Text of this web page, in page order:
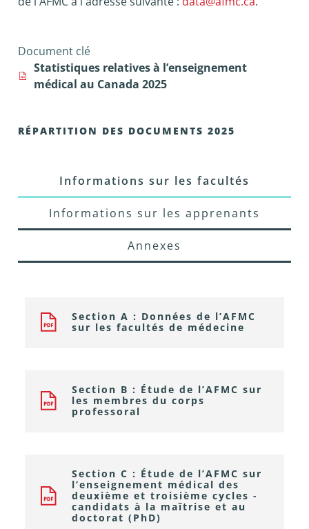
Document clé
Statistiques relatives à l’enseignement
médical au Canada 2025
RÉPARTITION DES DOCUMENTS 2025
Informations sur les facultés
Informations sur les apprenants
Annexes
Section A : Données de l’AFMC
sur les facultés de médecine
Section B : Étude de l’AFMC sur
les membres du corps
professoral
Section C : Étude de l’AFMC sur
l’enseignement médical des
deuxième et troisième cycles -
candidats à la maîtrise et au
doctorat (PhD)